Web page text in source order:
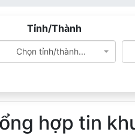
Tỉnh/Thành
Chọn tỉnh/thành...
hợp tin